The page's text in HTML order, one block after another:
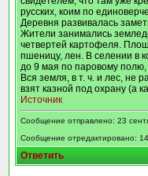
русских, коим по
Деревня развивалась
Жители занимались
четвертей картофеля.
пшеницу, лен. В селении в
до 9 мая по паровому полю,
Вся земля, в т. ч. и лес, не
взят казной под охрану (а
Источник
Сообщение отправлено: 23
Сообщение отредактировано:
Ответить